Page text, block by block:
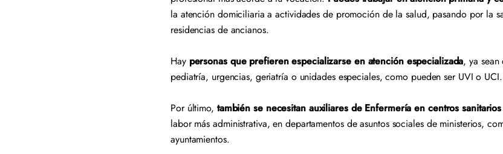
la atención domiciliaria a actividades de promoción de la salud, pasando por la
residencias de ancianos.
Hay personas que prefieren especializarse en atención especializada, ya
pediatría, urgencias, geriatría o unidades especiales, como pueden ser UVI o UCI.
Por último, también se necesitan auxiliares de Enfermería en centros
labor más administrativa, en departamentos de asuntos sociales de ministerios,
ayuntamientos.